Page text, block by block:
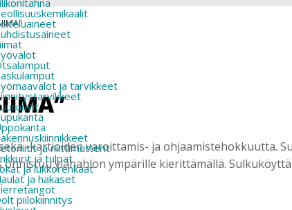
ja tarvikkeet
ja niittimutterit
ja tulpat
ja lukkorenkaat
ja hakaset
piilokiinnitys
-kartioiden varoittamis- ja ohjaamistehokkuutta.
ylähahlon ympärille kierittämällä.